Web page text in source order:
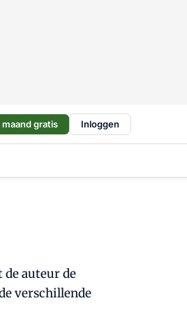
maand gratis Inloggen
auteur de
verschillende